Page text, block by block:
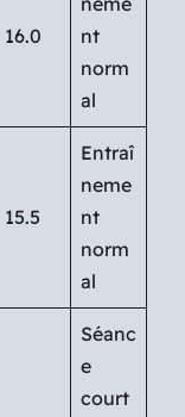
16.0
nt
norm
al
15.5
Entraî
neme
nt
norm
al
Séanc
e
court